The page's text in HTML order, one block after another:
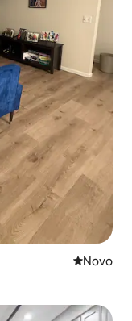
Novo
Novo